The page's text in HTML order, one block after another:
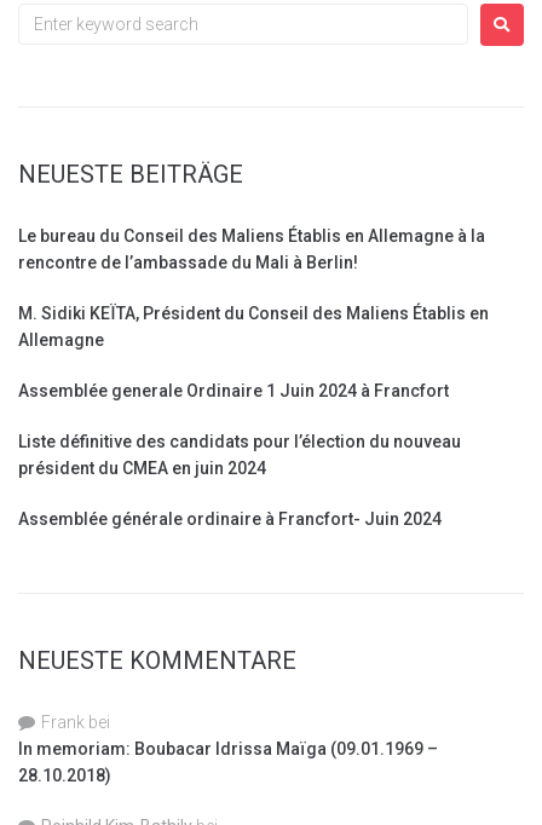
NEUESTE BEITRÄGE
Le bureau du Conseil des Maliens Établis en Allemagne à la
rencontre de l’ambassade du Mali à Berlin!
M. Sidiki KEÏTA, Président du Conseil des Maliens Établis en
Allemagne
Assemblée generale Ordinaire 1 Juin 2024 à Francfort
Liste définitive des candidats pour l’élection du nouveau
président du CMEA en juin 2024
Assemblée générale ordinaire à Francfort- Juin 2024
NEUESTE KOMMENTARE
Frank bei
In memoriam: Boubacar Idrissa Maïga (09.01.1969 –
28.10.2018)